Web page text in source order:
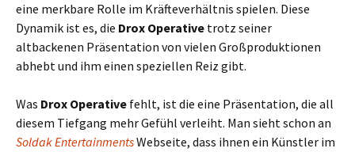
eine merkbare Rolle im Kräfteverhältnis spielen. Diese
Dynamik ist es, die Drox Operative trotz seiner
altbackenen Präsentation von vielen Großproduktionen
abhebt und ihm einen speziellen Reiz gibt.
Was Drox Operative fehlt, ist die eine Präsentation, die all
diesem Tiefgang mehr Gefühl verleiht. Man sieht schon an
Soldak EntertainmentsWebseite, dass ihnen ein Künstler im